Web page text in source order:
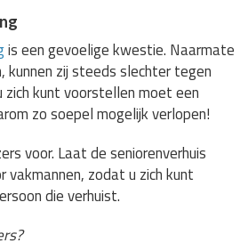
is een gevoelige kwestie. Naarmate
kunnen zij steeds slechter tegen
zich kunt voorstellen moet een
zo soepel mogelijk verlopen!
voor. Laat de seniorenverhuis
vakmannen, zodat u zich kunt
die verhuist.